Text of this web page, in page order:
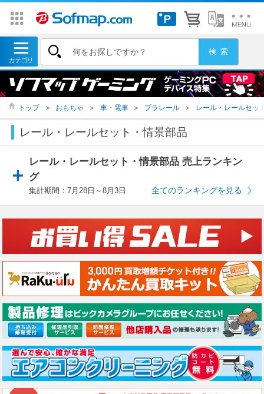
トップ ＞ おもちゃ ＞ 車・電車 ＞ プラレール ＞ レール・レールセッ
レール・レールセット・情景部品
レール・レールセット・情景部品 売上ランキン
グ
集計期間：7月28日～8月3日 全てのランキングを見る